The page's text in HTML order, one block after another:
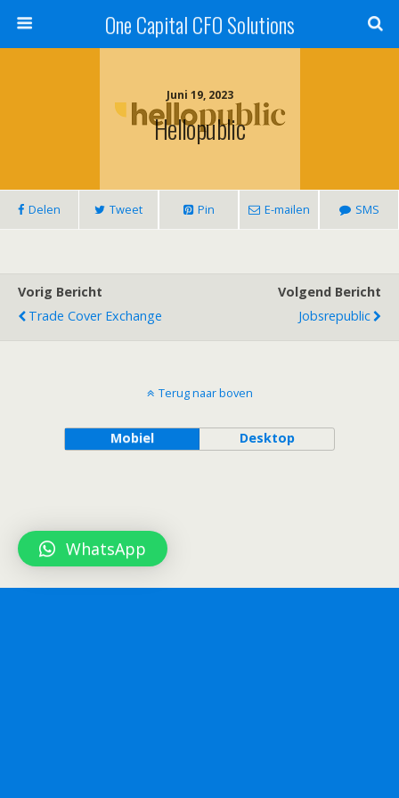
One Capital CFO Solutions
Juni 19, 2023
Hellopublic
Delen Tweet Pin E-mailen SMS
Vorig Bericht
Trade Cover Exchange
Volgend Bericht
Jobsrepublic
Terug naar boven
Mobiel Desktop
WhatsApp